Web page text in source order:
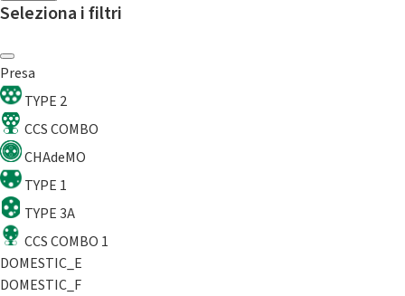
Seleziona i filtri
Presa
TYPE 2
CCS COMBO
CHAdeMO
TYPE 1
TYPE 3A
CCS COMBO 1
DOMESTIC_E
DOMESTIC_F